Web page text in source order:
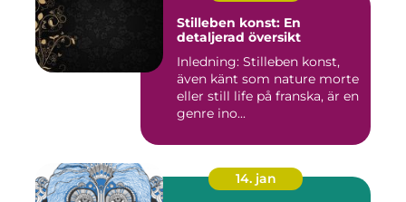
Stilleben konst: En
detaljerad översikt
Inledning: Stilleben konst,
även känt som nature morte
eller still life på franska, är en
genre ino...
14. jan